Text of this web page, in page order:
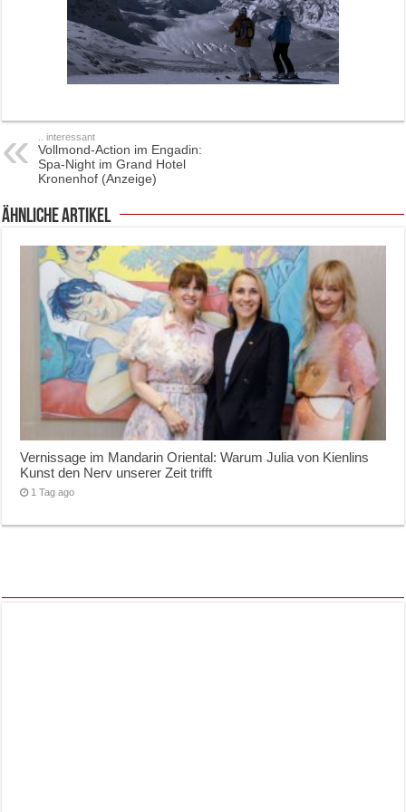
.. interessant
Vollmond-Action im Engadin:
Spa-Night im Grand Hotel
Kronenhof (Anzeige)
ähnliche Artikel
Vernissage im Mandarin Oriental: Warum Julia von Kienlins
Kunst den Nerv unserer Zeit trifft
1 Tag ago